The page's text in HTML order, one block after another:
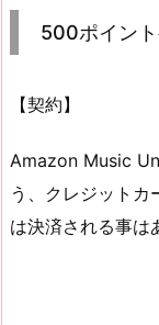
500ポイン
【契約】
Amazon Music
う、クレジット
は決済される事は